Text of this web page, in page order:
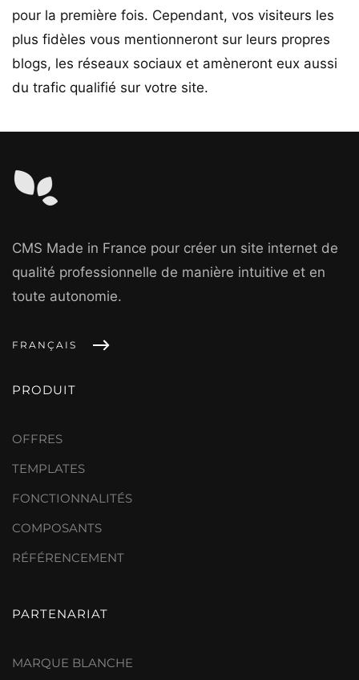
pour la première fois. Cependant, vos visiteurs les
plus fidèles vous mentionneront sur leurs propres
blogs, les réseaux sociaux et amèneront eux aussi
du trafic qualifié sur votre site.
CMS Made in France pour créer un site internet de
qualité professionnelle de manière intuitive et en
toute autonomie.
FRANÇAIS
PRODUIT
OFFRES
TEMPLATES
FONCTIONNALITÉS
COMPOSANTS
RÉFÉRENCEMENT
PARTENARIAT
MARQUE BLANCHE